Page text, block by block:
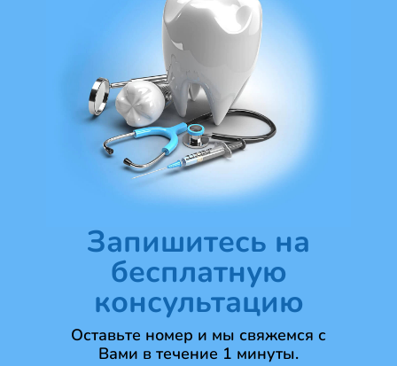
Запишитесь на
бесплатную
консультацию
Оставьте номер и мы свяжемся с
Вами в течение 1 минуты.